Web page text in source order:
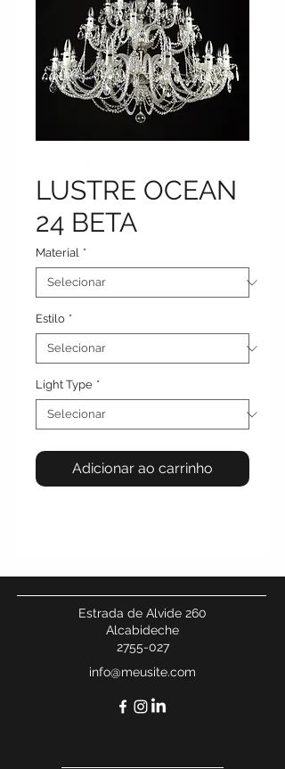
LUSTRE OCEAN
24 BETA
Material *
Estilo *
Light Type *
Adicionar ao carrinho
Estrada de Alvide 260
Alcabideche
2755-027
info@meusite.com